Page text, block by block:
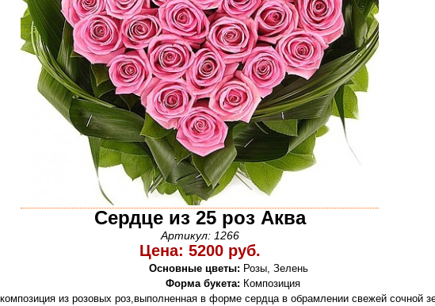
Сердце из 25 роз Аква
Артикул: 1266
Цена: 5200 руб.
Основные цветы: Розы, Зелень
Форма букета: Композиция
из розовых роз,выполненная в форме сердца в обрамлении свежей сочной